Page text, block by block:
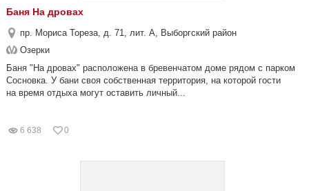
Баня На дровах
пр. Мориса Тореза, д. 71, лит. А, Выборгский район
Озерки
Баня "На дровах" расположена в бревенчатом доме рядом с парком
Сосновка. У бани своя собственная территория, на которой гости
на время отдыха могут оставить личный...
6 638 0